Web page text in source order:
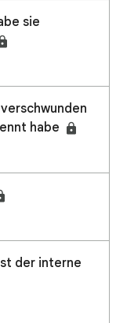
sie
habe
der interne